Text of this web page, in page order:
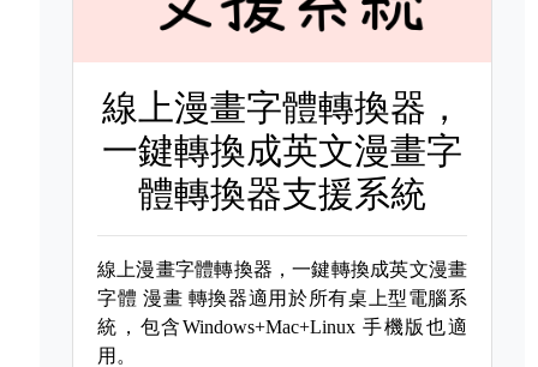
線上漫畫字體轉換器，
一鍵轉換成英文漫畫字
體轉換器支援系統
線上漫畫字體轉換器，一鍵轉換成英文漫畫
字體 漫畫 轉換器適用於所有桌上型電腦系
統，包含Windows+Mac+Linux 手機版也適
用。